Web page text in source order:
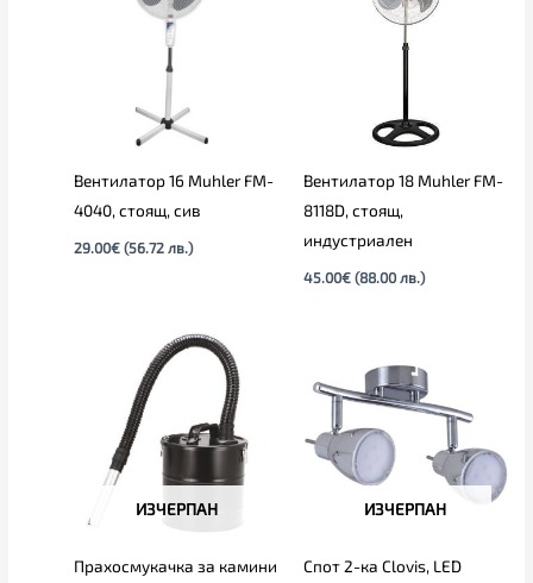
Вентилатор 16 Muhler FM-
4040, стоящ, сив
29.00€ (56.72 лв.)
Вентилатор 18 Muhler FM-
8118D, стоящ,
индустриален
45.00€ (88.00 лв.)
ИЗЧЕРПАН
Прахосмукачка за камини
ИЗЧЕРПАН
Спот 2-ка Clovis, LED